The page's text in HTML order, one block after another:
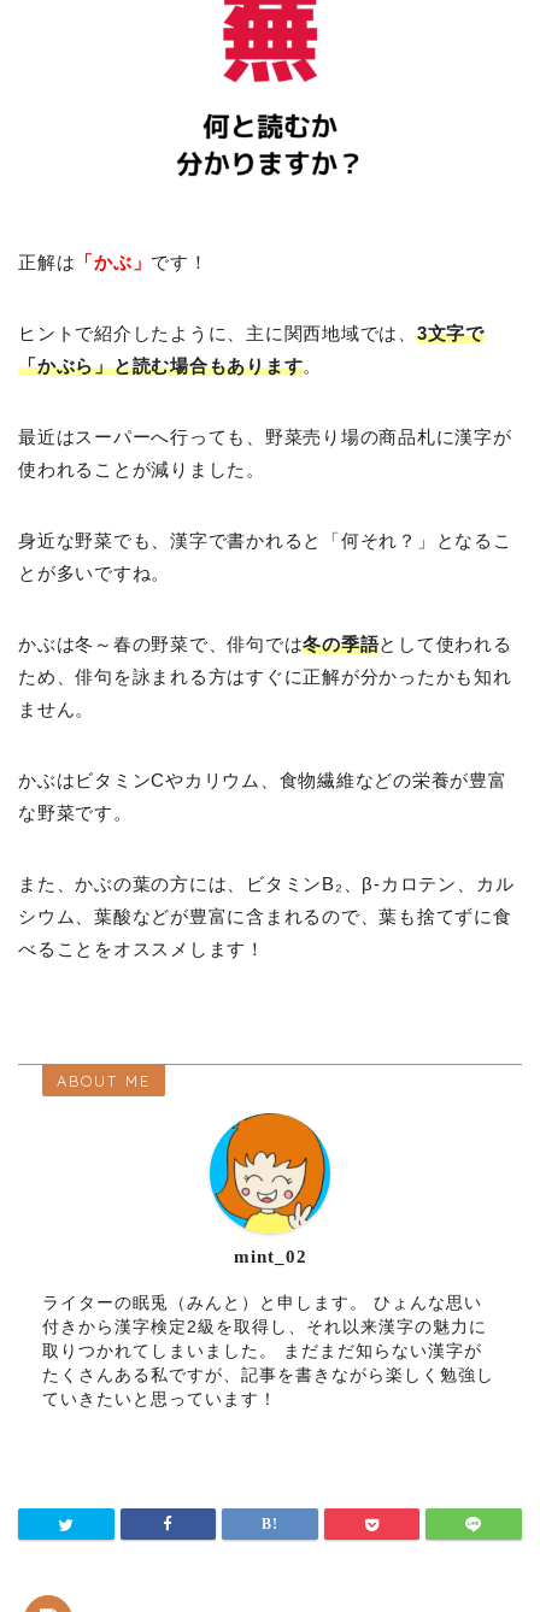
正解は 「かぶ」 です！
ヒントで紹介したように、主に関西地域では、 3文字で
「かぶら」と読む場合もあります。
最近はスーパーへ行っても、野菜売り場の商品札に漢字が
使われることが減りました。
身近な野菜でも、漢字で書かれると「何それ？」となるこ
とが多いですね。
かぶは冬～春の野菜で、俳句では冬の季語として使われる
ため、俳句を詠まれる方はすぐに正解が分かったかも知れ
ません。
かぶはビタミンCやカリウム、食物繊維などの栄養が豊富
な野菜です。
また、かぶの葉の方には、ビタミンB₂、β-カロテン、カル
シウム、葉酸などが豊富に含まれるので、葉も捨てずに食
べることをオススメします！
ABOUT ME
mint_02
ライターの眠兎（みんと）と申します。 ひょんな思い
付きから漢字検定2級を取得し、それ以来漢字の魅力に
取りつかれてしまいました。 まだまだ知らない漢字が
たくさんある私ですが、記事を書きながら楽しく勉強し
ていきたいと思っています！